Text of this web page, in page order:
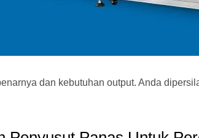
dan kebutuhan output. Anda